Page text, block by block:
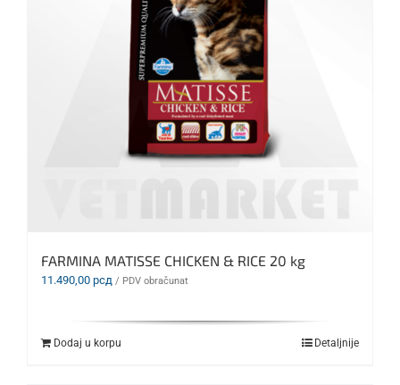
FARMINA MATISSE CHICKEN & RICE 20 kg
11.490,00 рсд / PDV obračunat
Dodaj u korpu Detaljnije